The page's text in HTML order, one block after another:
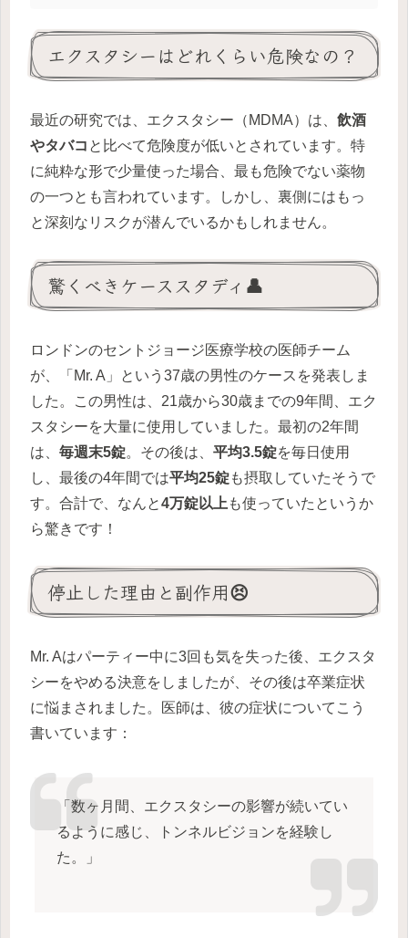
エクスタシーはどれくらい危険なの？
最近の研究では、エクスタシー（MDMA）は、 飲酒
やタバコ と比べて危険度が低いとされています。特
に純粋な形で少量使った場合、最も危険でない薬物
の一つとも言われています。しかし、裏側にはもっ
と深刻なリスクが潜んでいるかもしれません。
驚くべきケーススタディ👤
ロンドンのセントジョージ医療学校の医師チーム
が、「Mr. A」という37歳の男性のケースを発表しま
した。この男性は、21歳から30歳までの9年間、エク
スタシーを大量に使用していました。最初の2年間
は、 毎週末5錠。その後は、 平均3.5錠を毎日使用
し、最後の4年間では平均25錠も摂取していたそうで
す。合計で、なんと4万錠以上 も使っていたというか
ら驚きです！
停止した理由と副作用😣
Mr. Aはパーティー中に3回も気を失った後、エクスタ
シーをやめる決意をしましたが、その後は卒業症状
に悩まされました。医師は、彼の症状についてこう
書いています：
「数ヶ月間、エクスタシーの影響が続いてい
るように感じ、トンネルビジョンを経験し
た。」